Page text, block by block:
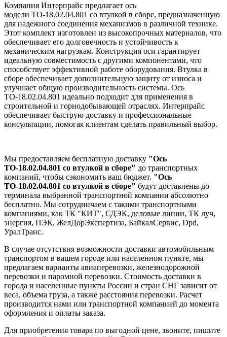
Компания Интерпрайс предлагает ось
модели ТО-18.02.04.801 со втулкой в сборе, предназначенную
для надежного соединения механизмов в различной технике.
Этот комплект изготовлен из высокопрочных материалов, что
обеспечивает его долговечность и устойчивость к
механическим нагрузкам. Конструкция оси гарантирует
идеальную совместимость с другими компонентами, что
способствует эффективной работе оборудования. Втулка в
сборе обеспечивает дополнительную защиту от износа и
улучшает общую производительность системы. Ось
ТО-18.02.04.801 идеально подходит для применения в
строительной и горнодобывающей отраслях. Интерпрайс
обеспечивает быструю доставку и профессиональные
консультации, помогая клиентам сделать правильный выбор.
Мы предоставляем бесплатную доставку "Ось
ТО-18.02.04.801 со втулкой в сборе" до транспортных
компаний, чтобы сэкономить ваш бюджет. "Ось
ТО-18.02.04.801 со втулкой в сборе" будут доставлены до
терминала выбранной транспортной компании абсолютно
бесплатно. Мы сотрудничаем с такими транспортными
компаниями, как ТК "КИТ", СДЭК, деловые линии, ТК луч,
энергия, ПЭК, ЖелДорЭкспертиза, БайкалСервис, Dpd,
УралТранс.
В случае отсутствия возможности доставки автомобильным
транспортом в вашем городе или населенном пункте, мы
предлагаем варианты авиаперевозки, железнодорожной
перевозки и паромной перевозки. Стоимость доставки в
города и населенные пункты России и стран СНГ зависит от
веса, объема груза, а также расстояния перевозки. Расчет
производится нами или транспортной компанией до момента
оформления и оплаты заказа.
Для приобретения товара по выгодной цене, звоните, пишите